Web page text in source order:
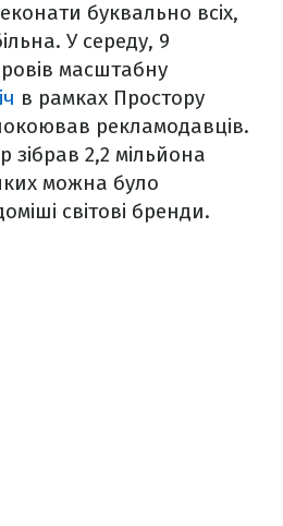
буквально всіх,
У середу, 9
масштабну
в рамках Простору
рекламодавців.
зібрав 2,2 мільйона
можна було
світові бренди.